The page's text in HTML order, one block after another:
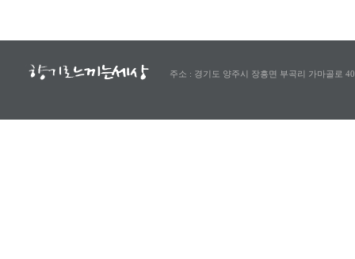
주소 : 경기도 양주시 장흥면 부곡리 가마골로